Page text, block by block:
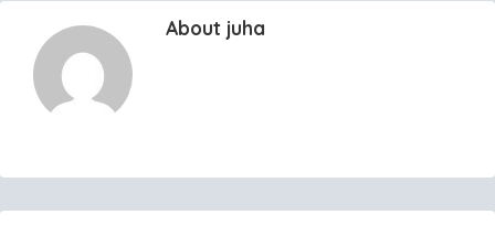
About juha